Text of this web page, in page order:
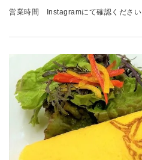
営業時間 Instagramにて確認ください